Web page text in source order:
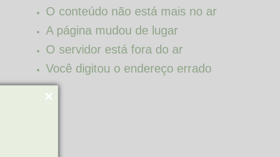
O conteúdo não está mais no ar
A página mudou de lugar
O servidor está fora do ar
Você digitou o endereço errado